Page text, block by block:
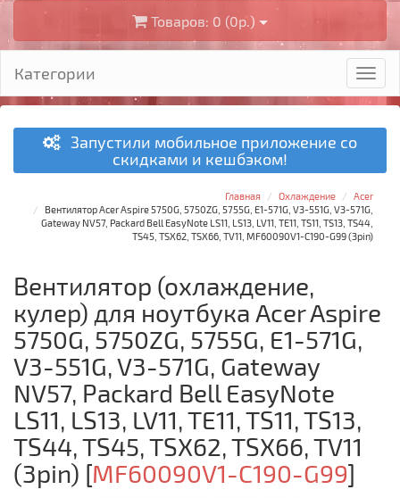
Товаров: 0 (0р.)
Категории
Запустили мобильное приложение со
скидками и кешбэком!
Главная Охлаждение
Acer
Вентилятор Acer Aspire 5750G, 5750ZG, 5755G, E1-571G, V3-551G, V3-571G,
Gateway NV57, Packard Bell EasyNote LS11, LS13, LV11, TE11, TS11, TS13, TS44,
TS45, TSX62, TSX66, TV11, MF60090V1-C190-G99 (3pin)
Вентилятор (охлаждение,
кулер) для ноутбука Acer Aspire
5750G, 5750ZG, 5755G, E1-571G,
V3-551G, V3-571G, Gateway
NV57, Packard Bell EasyNote
LS11, LS13, LV11, TE11, TS11, TS13,
TS44, TS45, TSX62, TSX66, TV11
(3pin) [MF60090V1-C190-G99]